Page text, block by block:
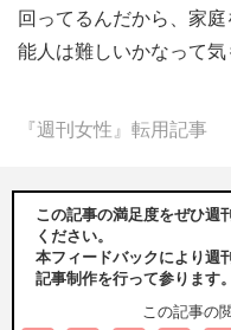
回ってるんだから、家
能人は難しいかなって気
『週刊女性』転用記事
この記事の満足度をぜひ週
ください。
本フィードバックにより週
記事制作を行って参ります
この記事の